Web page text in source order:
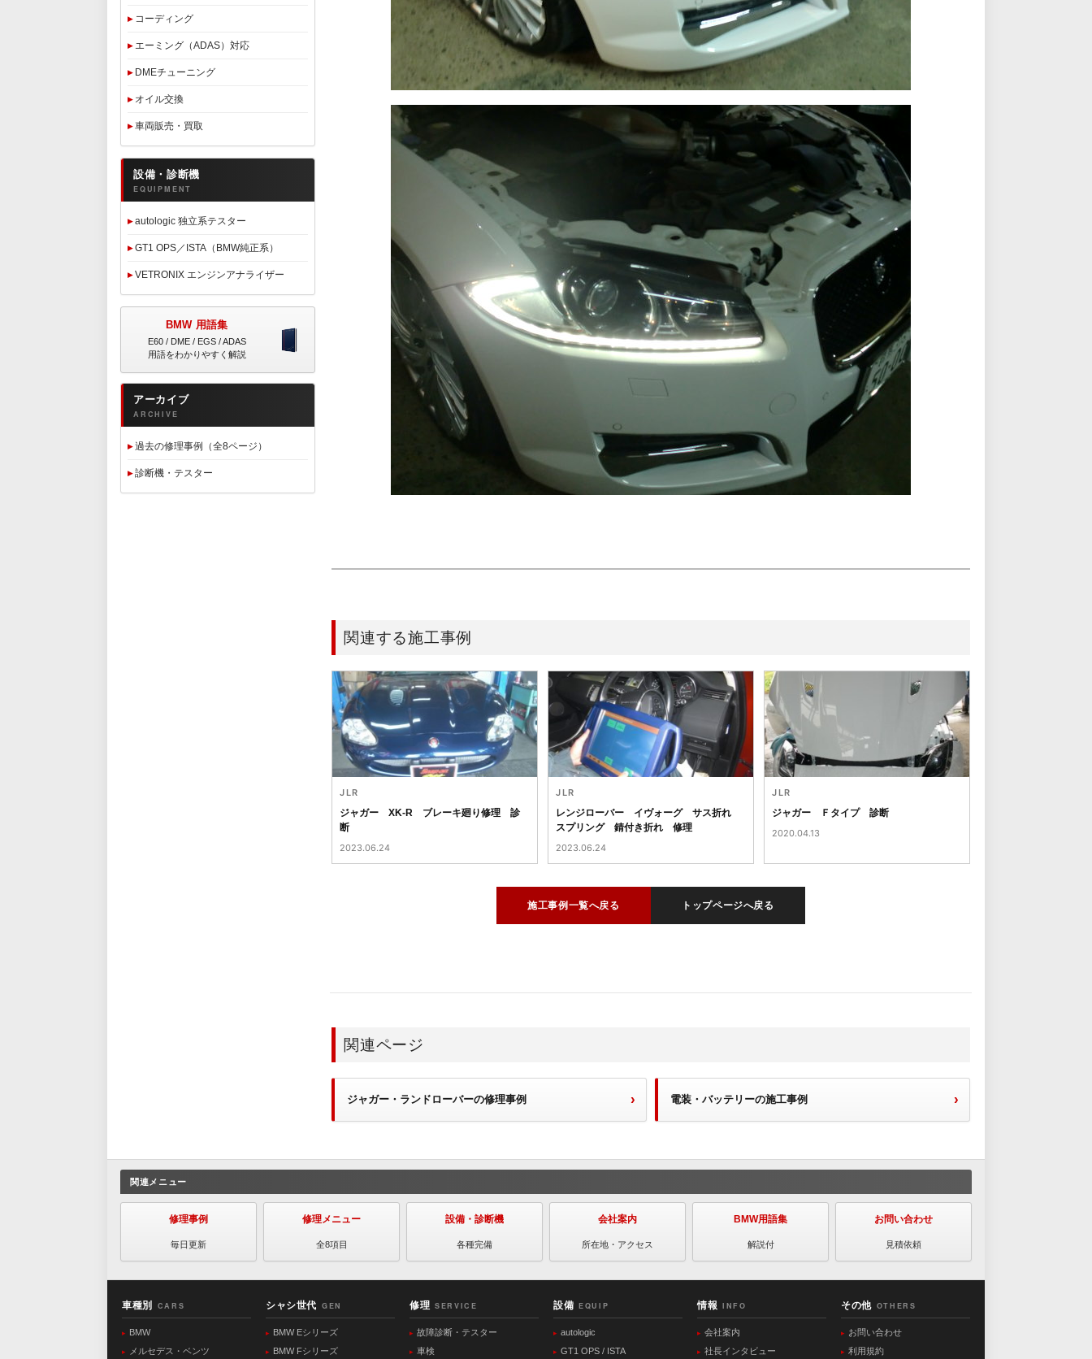
コーディング
エーミング（ADAS）対応
DMEチューニング
オイル交換
車両販売・買取
設備・診断機
EQUIPMENT
autologic 独立系テスター
GT1 OPS／ISTA（BMW純正系）
VETRONIX エンジンアナライザー
BMW 用語集
E60 / DME / EGS / ADAS
用語をわかりやすく解説
アーカイブ
ARCHIVE
過去の修理事例（全8ページ）
診断機・テスター
関連する施工事例
JLR
ジャガー XK-R ブレーキ廻り修理 診
断
2023.06.24
JLR
レンジローバー イヴォーグ サス折れ
スプリング 錆付き折れ 修理
2023.06.24
JLR
ジャガー Ｆタイプ 診断
2020.04.13
施工事例一覧へ戻る トップページへ戻る
関連ページ
ジャガー・ランドローバーの修理事例 電装・バッテリーの施工事例
関連メニュー
修理事例
毎日更新
修理メニュー
全8項目
設備・診断機
各種完備
会社案内
所在地・アクセス
BMW用語集
解説付
お問い合わせ
見積依頼
車種別 CARS
BMW
メルセデス・ベンツ
シャシ世代 GEN
BMW Eシリーズ
BMW Fシリーズ
修理 SERVICE
故障診断・テスター
車検
設備 EQUIP
autologic
GT1 OPS / ISTA
情報 INFO
会社案内
社長インタビュー
その他 OTHERS
お問い合わせ
利用規約